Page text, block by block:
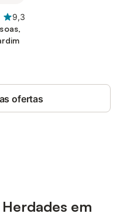
9,3
ofertas
em